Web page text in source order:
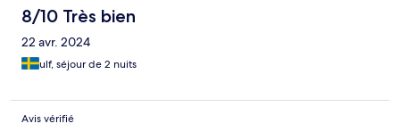
8/10 Très bien
22 avr. 2024
ulf, séjour de 2 nuits
Avis vérifié